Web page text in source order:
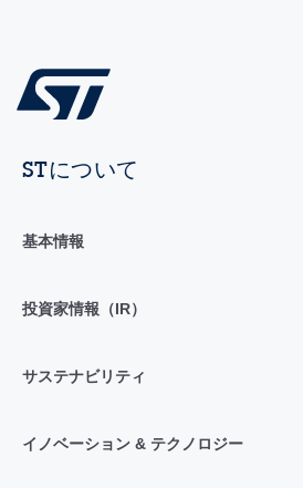
STについて
基本情報
投資家情報（IR）
サステナビリティ
イノベーション & テクノロジー